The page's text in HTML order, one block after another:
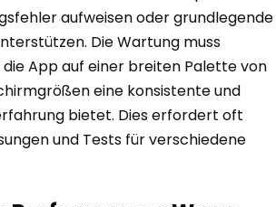
aufweisen oder grundlegende
Die Wartung muss
App auf einer breiten Palette von
eine konsistente und
bietet. Dies erfordert oft
und Tests für verschiedene